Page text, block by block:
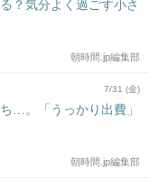
？気分よく過ごす小さ
朝時間.jp編集部
7/31 (金)
…。「うっかり出費」
朝時間.jp編集部